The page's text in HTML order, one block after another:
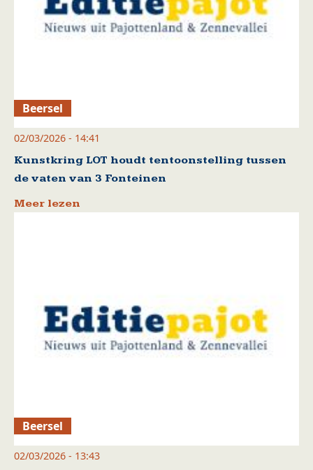
Beersel
02/03/2026 - 14:41
Kunstkring LOT houdt tentoonstelling tussen
de vaten van 3 Fonteinen
Meer lezen
Beersel
02/03/2026 - 13:43